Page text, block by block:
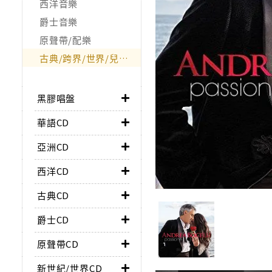
西洋音樂
爵士音樂
原聲帶/配樂
古典/跨界/世界/兒童/非音樂類
黑膠唱盤
華語CD
亞洲CD
西洋CD
古典CD
爵士CD
原聲帶CD
新世紀/世界CD